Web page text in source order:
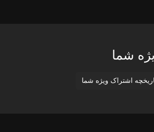
شما
اشتراک ویژه شما